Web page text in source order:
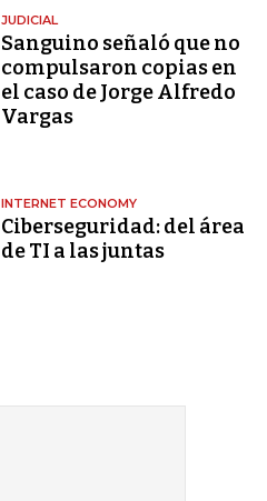
JUDICIAL
Sanguino señaló que no
compulsaron copias en
el caso de Jorge Alfredo
Vargas
INTERNET ECONOMY
Ciberseguridad: del área
de TI a las juntas